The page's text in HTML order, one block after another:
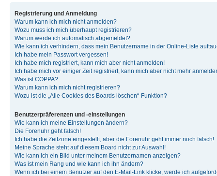
Registrierung und Anmeldung
Warum kann ich mich nicht anmelden?
Wozu muss ich mich überhaupt registrieren?
Warum werde ich automatisch abgemeldet?
Wie kann ich verhindern, dass mein Benutzername in der Online-Liste
Ich habe mein Passwort vergessen!
Ich habe mich registriert, kann mich aber nicht anmelden!
Ich habe mich vor einiger Zeit registriert, kann mich aber nicht mehr
Was ist COPPA?
Warum kann ich mich nicht registrieren?
Wozu ist die „Alle Cookies des Boards löschen“-Funktion?
Benutzerpräferenzen und -einstellungen
Wie kann ich meine Einstellungen ändern?
Die Forenuhr geht falsch!
Ich habe die Zeitzone eingestellt, aber die Forenuhr geht immer noch falsch!
Meine Sprache steht auf diesem Board nicht zur Auswahl!
Wie kann ich ein Bild unter meinem Benutzernamen anzeigen?
Was ist mein Rang und wie kann ich ihn ändern?
Wenn ich bei einem Benutzer auf den E-Mail-Link klicke, werde ich